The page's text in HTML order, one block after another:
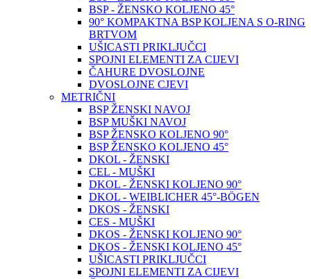
BSP - ŽENSKO KOLJENO 45°
90° KOMPAKTNA BSP KOLJENA S O-RING
BRTVOM
UŠICASTI PRIKLJUČCI
SPOJNI ELEMENTI ZA CIJEVI
ČAHURE DVOSLOJNE
DVOSLOJNE CJEVI
METRIČNI
BSP ŽENSKI NAVOJ
BSP MUŠKI NAVOJ
BSP ŽENSKO KOLJENO 90°
BSP ŽENSKO KOLJENO 45°
DKOL - ŽENSKI
CEL - MUŠKI
DKOL - ŽENSKI KOLJENO 90°
DKOL - WEIBLICHER 45°-BÖGEN
DKOS - ŽENSKI
CES - MUŠKI
DKOS - ŽENSKI KOLJENO 90°
DKOS - ŽENSKI KOLJENO 45°
UŠICASTI PRIKLJUČCI
SPOJNI ELEMENTI ZA CIJEVI